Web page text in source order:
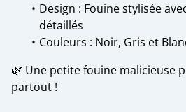
Design : Fouine stylisée
détaillés
Couleurs : Noir, Gris et
🌿 Une petite fouine malicieuse
partout !